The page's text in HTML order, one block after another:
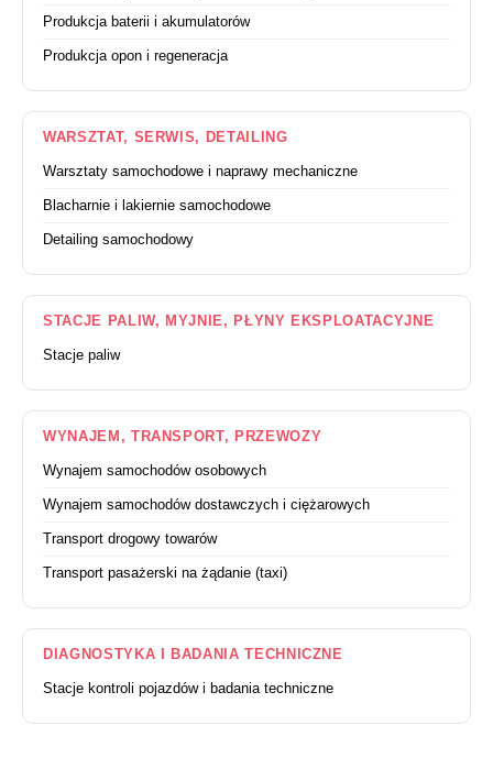
Produkcja baterii i akumulatorów
Produkcja opon i regeneracja
WARSZTAT, SERWIS, DETAILING
Warsztaty samochodowe i naprawy mechaniczne
Blacharnie i lakiernie samochodowe
Detailing samochodowy
STACJE PALIW, MYJNIE, PŁYNY EKSPLOATACYJNE
Stacje paliw
WYNAJEM, TRANSPORT, PRZEWOZY
Wynajem samochodów osobowych
Wynajem samochodów dostawczych i ciężarowych
Transport drogowy towarów
Transport pasażerski na żądanie (taxi)
DIAGNOSTYKA I BADANIA TECHNICZNE
Stacje kontroli pojazdów i badania techniczne